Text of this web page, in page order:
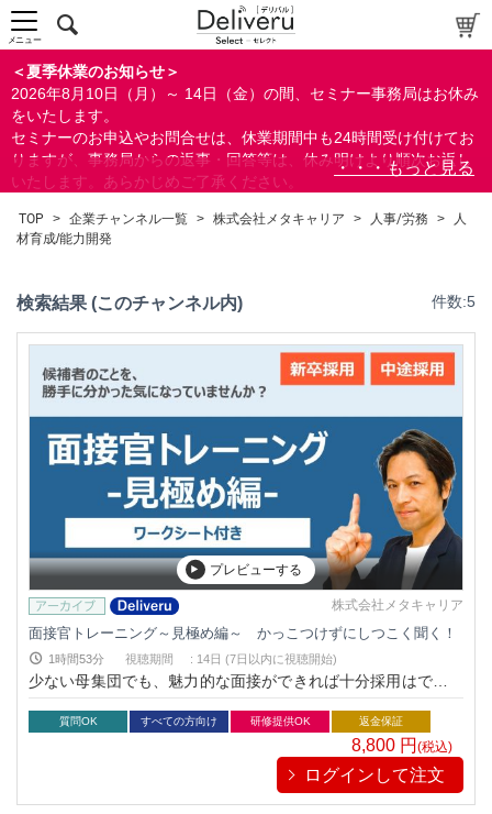
＜夏季休業のお知らせ＞
2026年8月10日（月）～ 14日（金）の間、セミナー事務局はお休み
をいたします。
セミナーのお申込やお問合せは、休業期間中も24時間受け付けてお
りますが、事務局からの返事・回答等は、休み明けより順次お返し
いたします。あらかじめご了承ください。
ができます。
メニュー
TOP > 企業チャンネル一覧 > 株式会社メタキャリア > 人事/労務 >
人
材育成/能力開発
検索結果 (このチャンネル内) 件数:5
プレビューする
株式会社メタキャリア
面接官トレーニング～見極め編～ かっこつけずにしつこく聞く！
1時間53分 視聴期間 : 14日 (7日以内に視聴開始)
少ない母集団でも、魅力的な面接ができれば十分採用はできま
す。そんな「面接スキル」をワークシートを用いながら徹底解
質問OK すべての方向け 研修提供OK 返金保証
8,800 円 (税込)
ログインして注文